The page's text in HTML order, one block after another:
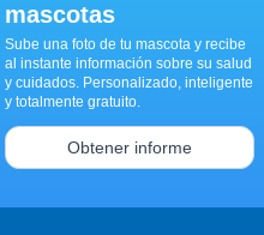
mascotas
Sube una foto de tu mascota y recibe
al instante información sobre su salud
y cuidados. Personalizado, inteligente
y totalmente gratuito.
Obtener informe